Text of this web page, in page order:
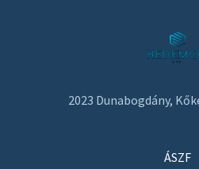
2023 Dunabogdány,
ÁSZF